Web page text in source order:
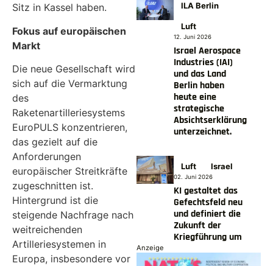
Sitz in Kassel haben.
Fokus auf europäischen
Markt
Die neue Gesellschaft wird
sich auf die Vermarktung
des
Raketenartilleriesystems
EuroPULS konzentrieren,
das gezielt auf die
Anforderungen
europäischer Streitkräfte
zugeschnitten ist.
Hintergrund ist die
steigende Nachfrage nach
weitreichenden
Artilleriesystemen in
Europa, insbesondere vor
ILA Berlin
Luft
12. Juni 2026
Israel Aerospace
Industries (IAI)
und das Land
Berlin haben
heute eine
strategische
Absichtserklärung
unterzeichnet.
Luft Israel
02. Juni 2026
KI gestaltet das
Gefechtsfeld neu
und definiert die
Zukunft der
Kriegführung um
Anzeige